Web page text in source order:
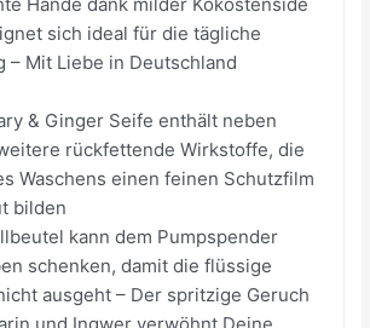
sich ideal für die tägliche
– Mit Liebe in Deutschland
& Ginger Seife enthält neben
rückfettende Wirkstoffe, die
Waschens einen feinen Schutzfilm
bilden
kann dem Pumpspender
schenken, damit die flüssige
ausgeht – Der spritzige Geruch